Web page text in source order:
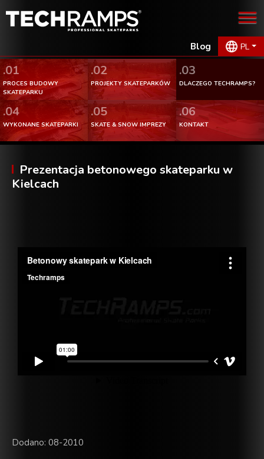
Blog PL
.01
PROCES BUDOWY
SKATEPARKU
.02
PROJEKTY SKATEPARKÓW
.03
DLACZEGO TECHRAMPS?
.04
WYKONANE SKATEPARKI
.05
SKATE & SNOW IMPREZY
.06
KONTAKT
Prezentacja betonowego skateparku w
Kielcach
Dodano: 08-2010